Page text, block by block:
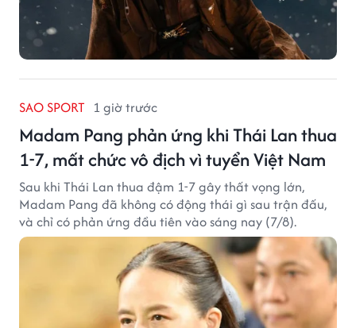
SAO SPORT 1 giờ trước
Madam Pang phản ứng khi Thái Lan thua
1-7, mất chức vô địch vì tuyển Việt Nam
Sau khi Thái Lan thua đậm 1-7 gây thất vọng lớn,
Madam Pang đã không có động thái gì sau trận đấu,
và chỉ có phản ứng đầu tiên vào sáng nay (7/8).